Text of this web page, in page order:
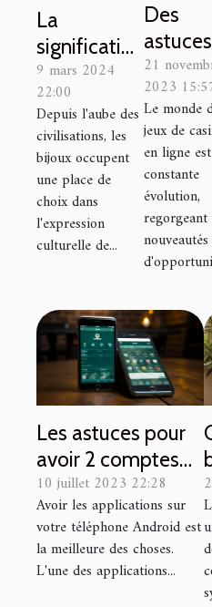
La
signification
culturelle
des bijoux à
travers les
âges
9 mars 2024
22:00
Depuis l'aube des
civilisations, les
bijoux occupent
une place de
choix dans
l'expression
culturelle de...
Des
astuces
pour
les
jeux de
casino et
vos
de gain
21
2023
Le monde
jeux de
en ligne
constante
évolution,
Les astuces pour
avoir 2 comptes
WhatsApp sur un
même Android
avec
GBWhatsAPP
10 juillet 2023 22:28
Avoir les applications sur
votre téléphone Android est
la meilleure des choses.
L'une des applications...